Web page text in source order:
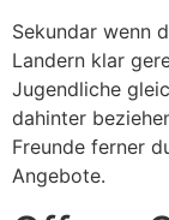
Sekundar wenn
Landern klar
Jugendliche
dahinter
Freunde ferner
Angebote.